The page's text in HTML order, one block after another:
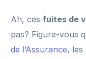
Ah, cesfuites de
pas? Figure-vous
de l’Assurance, les